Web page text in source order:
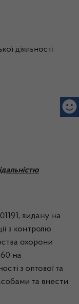
діяльності
видану на
з контролю
охорони
на
з оптової та
та внести